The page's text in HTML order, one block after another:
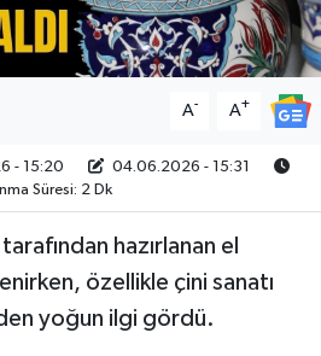
A- A+
- 15:20
04.06.2026 - 15:31
Süresi: 2 Dk
hazırlanan el
özellikle çini sanatı
yoğun ilgi gördü.